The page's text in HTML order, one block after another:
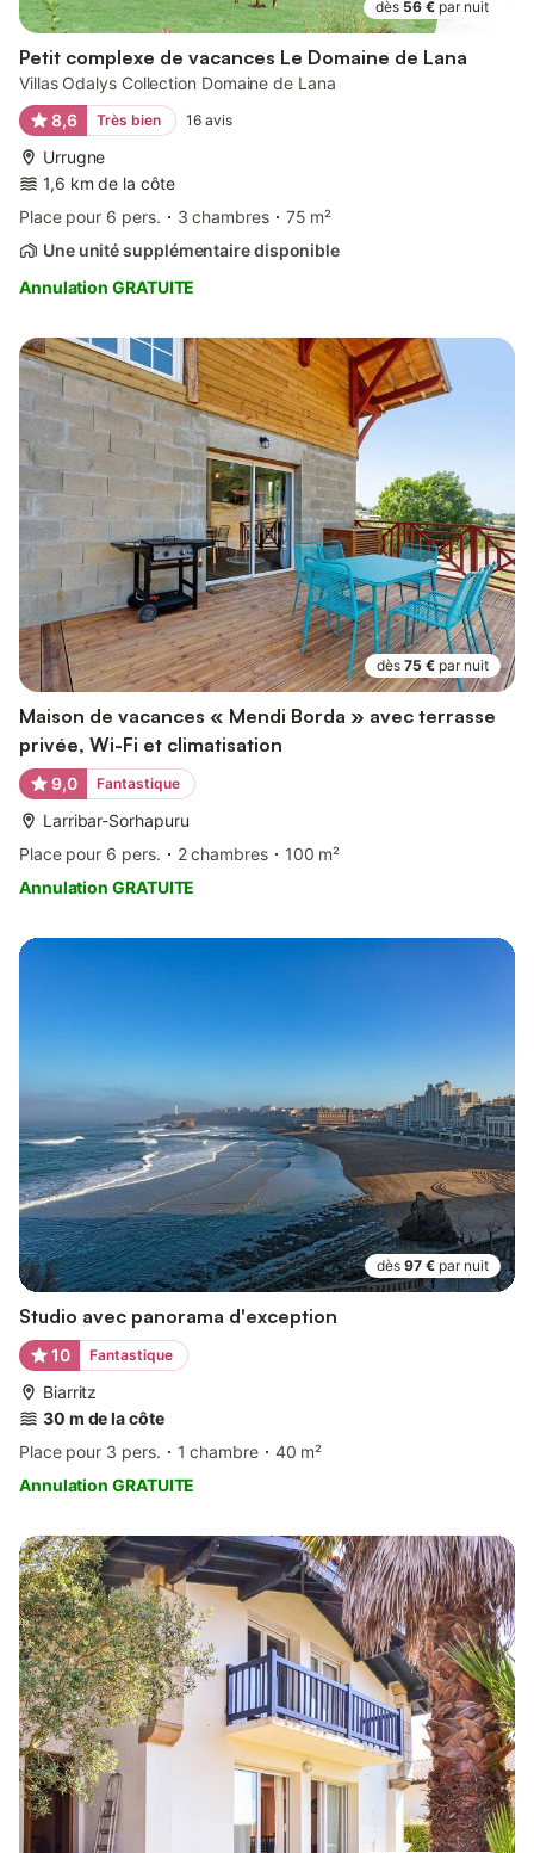
dès 56 € par nuit
Petit complexe de vacances Le Domaine de Lana
Villas Odalys Collection Domaine de Lana
8,6
Très bien 16 avis
Urrugne
1,6 km de la côte
Place pour 6 pers.
3 chambres
75 m²
Une unité supplémentaire disponible
Annulation GRATUITE
dès 75 € par nuit
Maison de vacances « Mendi Borda » avec terrasse
privée, Wi-Fi et climatisation
9,0 Fantastique
Larribar-Sorhapuru
Place pour 6 pers.
2 chambres
100 m²
Annulation GRATUITE
dès 97 € par nuit
Studio avec panorama d'exception
10 Fantastique
Biarritz
30 m de la côte
Place pour 3 pers.
1 chambre
40 m²
Annulation GRATUITE